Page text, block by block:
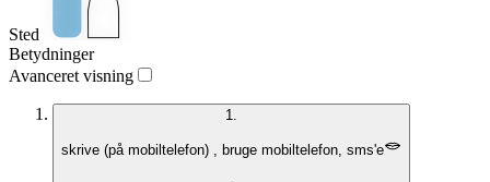
Sted
Betydninger
Avanceret visning
1.
skrive (på mobiltelefon) , bruge mobiltelefon, sms'e